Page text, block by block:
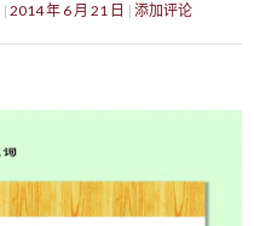
2014 年 6 月 21 日 添加评论